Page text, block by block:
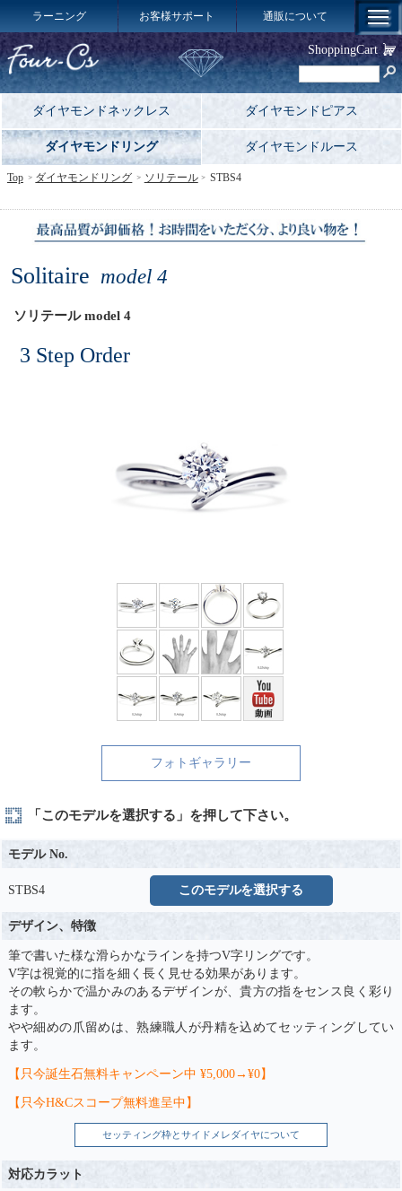
ラーニング お客様サポート 通販について
ダイヤモンドネックレス ダイヤモンドピアス
ダイヤモンドリング ダイヤモンドルース
Solitaire model 4
ソリテール model 4
3 Step Order
フォトギャラリー
「このモデルを選択する」を押して下さい。
モデル No.
STBS4 このモデルを選択する
デザイン、特徴
筆で書いた様な滑らかなラインを持つV字リングです。
V字は視覚的に指を細く長く見せる効果があります。
その軟らかで温かみのあるデザインが、貴方の指をセンス良く彩り
ます。
やや細めの爪留めは、熟練職人が丹精を込めてセッティングしてい
ます。
【只今誕生石無料キャンペーン中 ¥5,000→¥0】
【只今H&Cスコープ無料進呈中】
セッティング枠とサイドメレダイヤについて
対応カラット
Top ダイヤモンドリング ソリテール STBS4
ShoppingCart